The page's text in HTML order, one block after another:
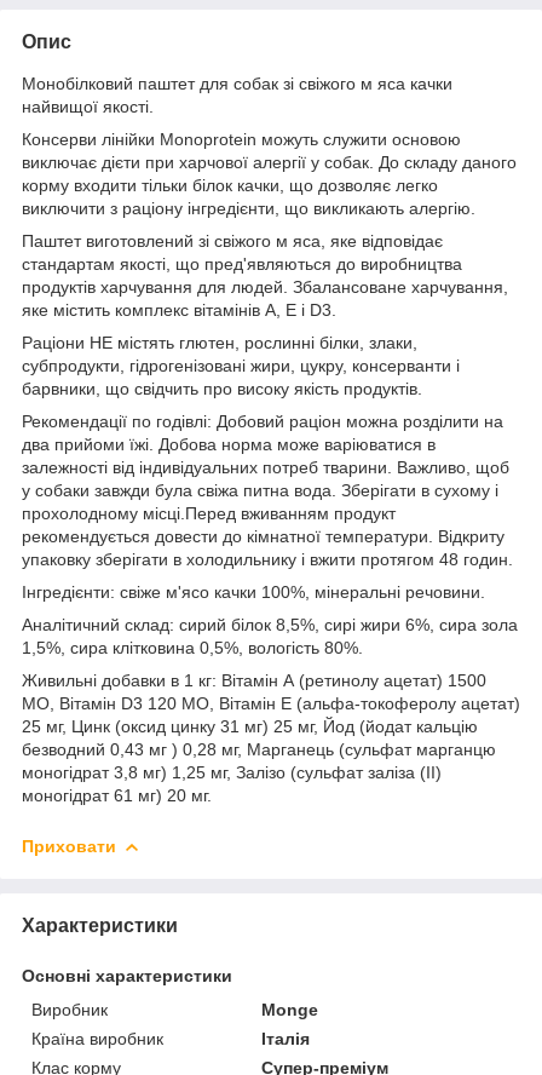
Опис
Монобілковий паштет для собак зі свіжого м яса качки
найвищої якості.
Консерви лінійки Monoprotein можуть служити основою
виключає дієти при харчової алергії у собак. До складу даного
корму входити тільки білок качки, що дозволяє легко
виключити з раціону інгредієнти, що викликають алергію.
Паштет виготовлений зі свіжого м яса, яке відповідає
стандартам якості, що пред'являються до виробництва
продуктів харчування для людей. Збалансоване харчування,
яке містить комплекс вітамінів А, Е і D3.
Раціони НЕ містять глютен, рослинні білки, злаки,
субпродукти, гідрогенізовані жири, цукру, консерванти і
барвники, що свідчить про високу якість продуктів.
Рекомендації по годівлі: Добовий раціон можна розділити на
два прийоми їжі. Добова норма може варіюватися в
залежності від індивідуальних потреб тварини. Важливо, щоб
у собаки завжди була свіжа питна вода. Зберігати в сухому і
прохолодному місці.Перед вживанням продукт
рекомендується довести до кімнатної температури. Відкриту
упаковку зберігати в холодильнику і вжити протягом 48 годин.
Інгредієнти: свіже м'ясо качки 100%, мінеральні речовини.
Аналітичний склад: сирий білок 8,5%, сирі жири 6%, сира зола
1,5%, сира клітковина 0,5%, вологість 80%.
Живильні добавки в 1 кг: Вітамін А (ретинолу ацетат) 1500
МО, Вітамін D3 120 МО, Вітамін Е (альфа-токоферолу ацетат)
25 мг, Цинк (оксид цинку 31 мг) 25 мг, Йод (йодат кальцію
безводний 0,43 мг ) 0,28 мг, Марганець (сульфат марганцю
моногідрат 3,8 мг) 1,25 мг, Залізо (сульфат заліза (II)
моногідрат 61 мг) 20 мг.
Приховати
Характеристики
Основні характеристики
Виробник
Monge
Країна виробник
Італія
Клас корму
Супер-преміум